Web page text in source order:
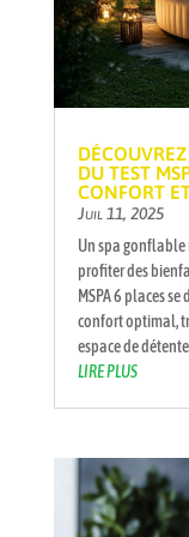
DU TEST
CONFORT
Juil 11, 2025
Un spa
profiter des
MSPA 6 places
confort optimal,
espace de détente.
LIRE PLUS